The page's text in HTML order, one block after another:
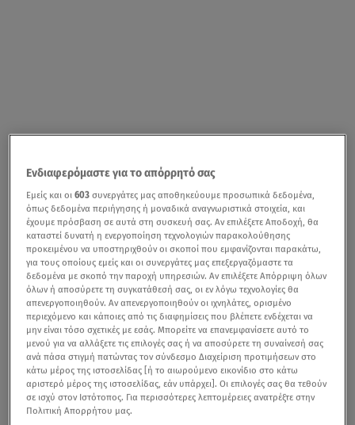
Ενδιαφερόμαστε για το απόρρητό σας
Εμείς και οι603 συνεργάτες μας αποθηκεύουμε προσωπικά δεδομένα,
όπως δεδομένα περιήγησης ή μοναδικά αναγνωριστικά στοιχεία, και
έχουμε πρόσβαση σε αυτά στη συσκευή σας. Αν επιλέξετε Αποδοχή, θα
καταστεί δυνατή η ενεργοποίηση τεχνολογιών παρακολούθησης
προκειμένου να υποστηριχθούν οι σκοποί που εμφανίζονται παρακάτω,
για τους οποίους εμείς και οι συνεργάτες μας επεξεργαζόμαστε τα
δεδομένα με σκοπό την παροχή υπηρεσιών. Αν επιλέξετε Απόρριψη όλων
όλων ή αποσύρετε τη συγκατάθεσή σας, οι εν λόγω τεχνολογίες θα
απενεργοποιηθούν. Αν απενεργοποιηθούν οι ιχνηλάτες, ορισμένο
περιεχόμενο και κάποιες από τις διαφημίσεις που βλέπετε ενδέχεται να
μην είναι τόσο σχετικές με εσάς. Μπορείτε να επανεμφανίσετε αυτό το
μενού για να αλλάξετε τις επιλογές σας ή να αποσύρετε τη συναίνεσή σας
ανά πάσα στιγμή πατώντας τον σύνδεσμο Διαχείριση προτιμήσεων στο
κάτω μέρος της ιστοσελίδας [ή το αιωρούμενο εικονίδιο στο κάτω
αριστερό μέρος της ιστοσελίδας, εάν υπάρχει]. Οι επιλογές σας θα τεθούν
σε ισχύ στον Ιστότοπος. Για περισσότερες λεπτομέρειες ανατρέξτε στην
Πολιτική Απορρήτου μας.